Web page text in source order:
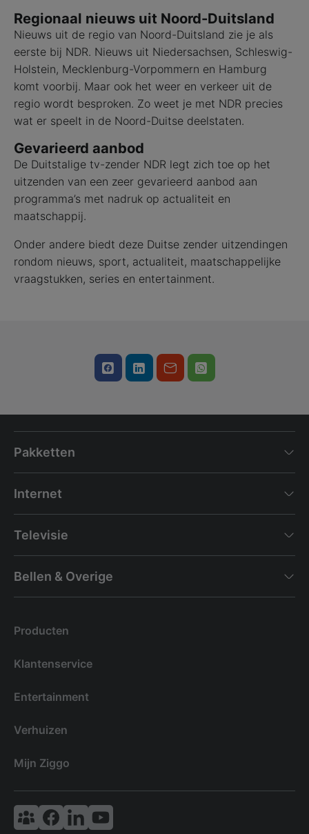
Regionaal nieuws uit Noord-Duitsland
Nieuws uit de regio van Noord-Duitsland zie je als
eerste bij NDR. Nieuws uit Niedersachsen, Schleswig-
Holstein, Mecklenburg-Vorpommern en Hamburg
komt voorbij. Maar ook het weer en verkeer uit de
regio wordt besproken. Zo weet je met NDR precies
wat er speelt in de Noord-Duitse deelstaten.
Gevarieerd aanbod
De Duitstalige tv-zender NDR legt zich toe op het
uitzenden van een zeer gevarieerd aanbod aan
programma’s met nadruk op actualiteit en
maatschappij.
Onder andere biedt deze Duitse zender uitzendingen
rondom nieuws, sport, actualiteit, maatschappelijke
vraagstukken, series en entertainment.
Pakketten
Internet
Televisie
Bellen & Overige
Producten
Klantenservice
Entertainment
Verhuizen
Mijn Ziggo
Vodafone & Ziggo Community
Ziggo Facebook
VodafoneZiggo LinkedIn
Ziggo YouTube